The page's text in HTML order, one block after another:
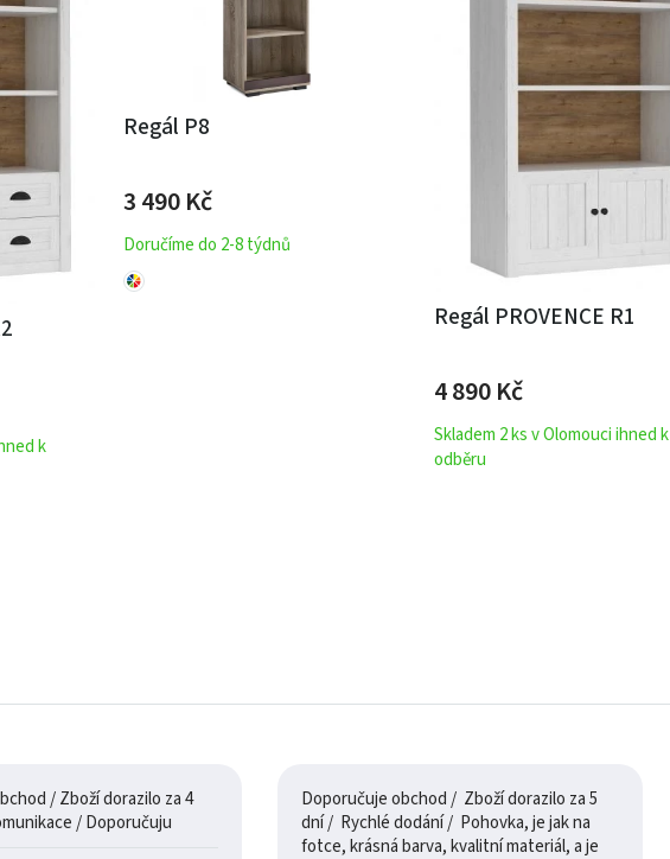
k
Regál P8
3 490Kč
Doručíme do 2-8 týdnů
Regál PROVENCE R1
4 890Kč
Skladem 2 ks v Olomouci ihned k
odběru
/ Zboží dorazilo za 4
dny / 100% komunikace / Doporučuju
Doporučuje obchod / Zboží dorazilo za 5
dní / Rychlé dodání / Pohovka, je jak na
fotce, krásná barva, kvalitní materiál, a je